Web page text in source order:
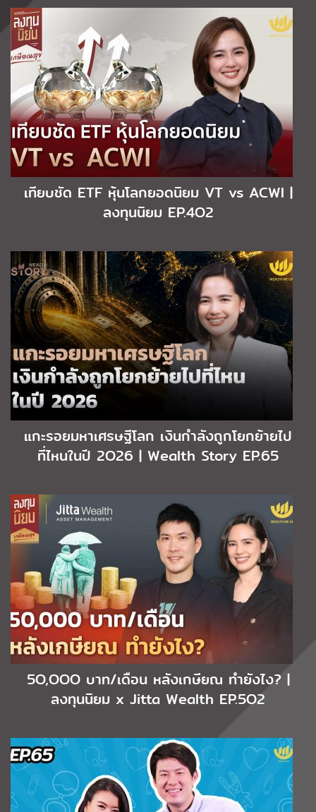
เทียบชัด ETF หุ้นโลกยอดนิยม VT vs ACWI |
ลงทุนนิยม EP.4O2
แกะรอยมหาเศรษฐีโลก เงินกำลังถูกโยกย้ายไป
ที่ไหนในปี 2O26 | Wealth Story EP.65
5O,OOO บาท/เดือน หลังเกษียณ ทำยังไง? |
ลงทุนนิยม x Jitta Wealth EP.5O2